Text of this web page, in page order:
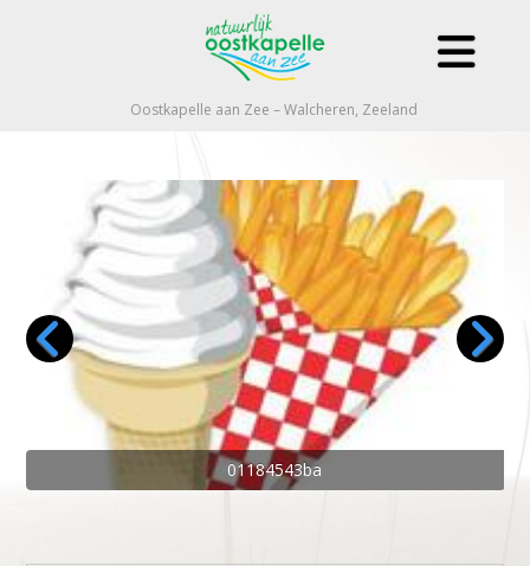
Oostkapelle aan Zee – Walcheren, Zeeland
01184543ba